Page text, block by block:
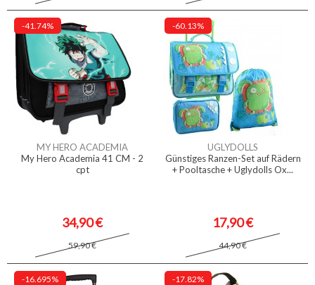
-41.74%
MY HERO ACADEMIA
My Hero Academia 41 CM - 2
cpt
34,90 €
59,90 €
-60.13%
UGLYDOLLS
Günstiges Ranzen-Set auf Rädern
+ Pooltasche + Uglydolls Ox...
17,90 €
44,90 €
-16.695% -17.82%